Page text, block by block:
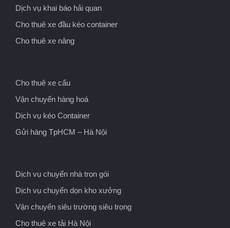
Dịch vụ khai báo hải quan
Cho thuê xe đầu kéo container
Cho thuê xe nâng
Cho thuê xe cẩu
Vận chuyển hàng hoá
Dịch vụ kéo Container
Gửi hàng TpHCM – Hà Nội
Dịch vụ chuyển nhà trọn gói
Dịch vụ chuyển dọn kho xưởng
Vận chuyển siêu trường siêu trọng
Cho thuê xe tải Hà Nội